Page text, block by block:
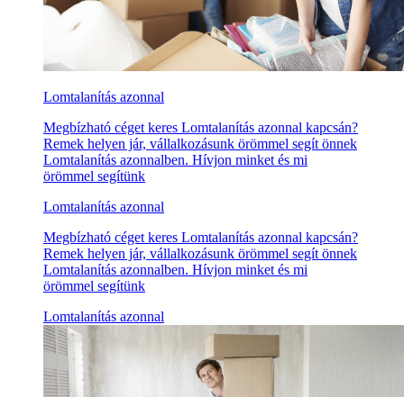
Lomtalanítás azonnal
Megbízható céget keres Lomtalanítás azonnal kapcsán?
Remek helyen jár, vállalkozásunk örömmel segít önnek
Lomtalanítás azonnalben. Hívjon minket és mi
örömmel segítünk
Lomtalanítás azonnal
Megbízható céget keres Lomtalanítás azonnal kapcsán?
Remek helyen jár, vállalkozásunk örömmel segít önnek
Lomtalanítás azonnalben. Hívjon minket és mi
örömmel segítünk
Lomtalanítás azonnal